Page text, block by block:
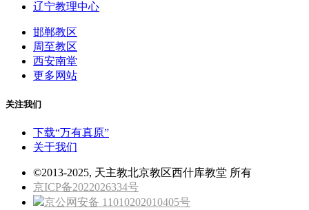
辽宁教理中心
邯郸教区
周至教区
西安南堂
更多网站
关注我们
下载“万有真原”
关于我们
©2013-2025, 天主教北京教区西什库教堂 所有
京ICP备2022026334号
京公网安备 11010202010405号